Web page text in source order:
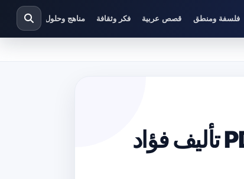
فلسفة ومنطق قصص عربية فكر وثقافة مناهج وحلول دراسية
تحميل كتاب صلوات الحب السبع PDF تأليف فؤاد